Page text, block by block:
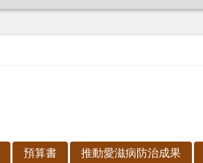
預算書 推動愛滋病防治成果